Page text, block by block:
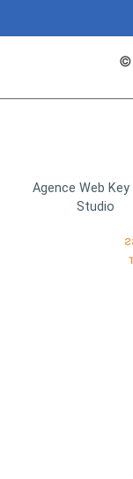
©
Agence Web Key
Studio